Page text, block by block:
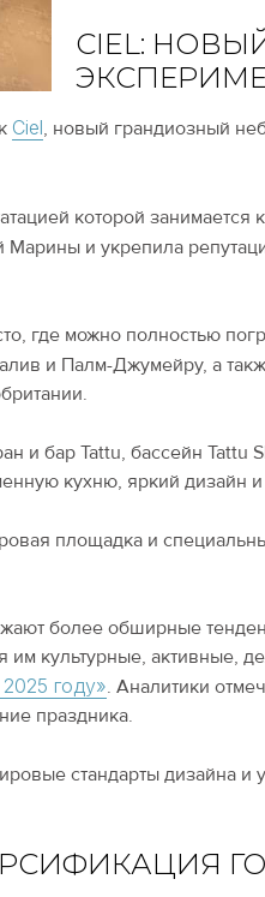
CIEL:
Ciel, новый грандиозный
которой занимается
и укрепила
где можно полностью
и Палм-Джумейру, а
бар Tattu, бассейн Tattu
кухню, яркий дизайн
площадка и
более обширные
им культурные,
году». Аналитики
праздника.
стандарты дизайна